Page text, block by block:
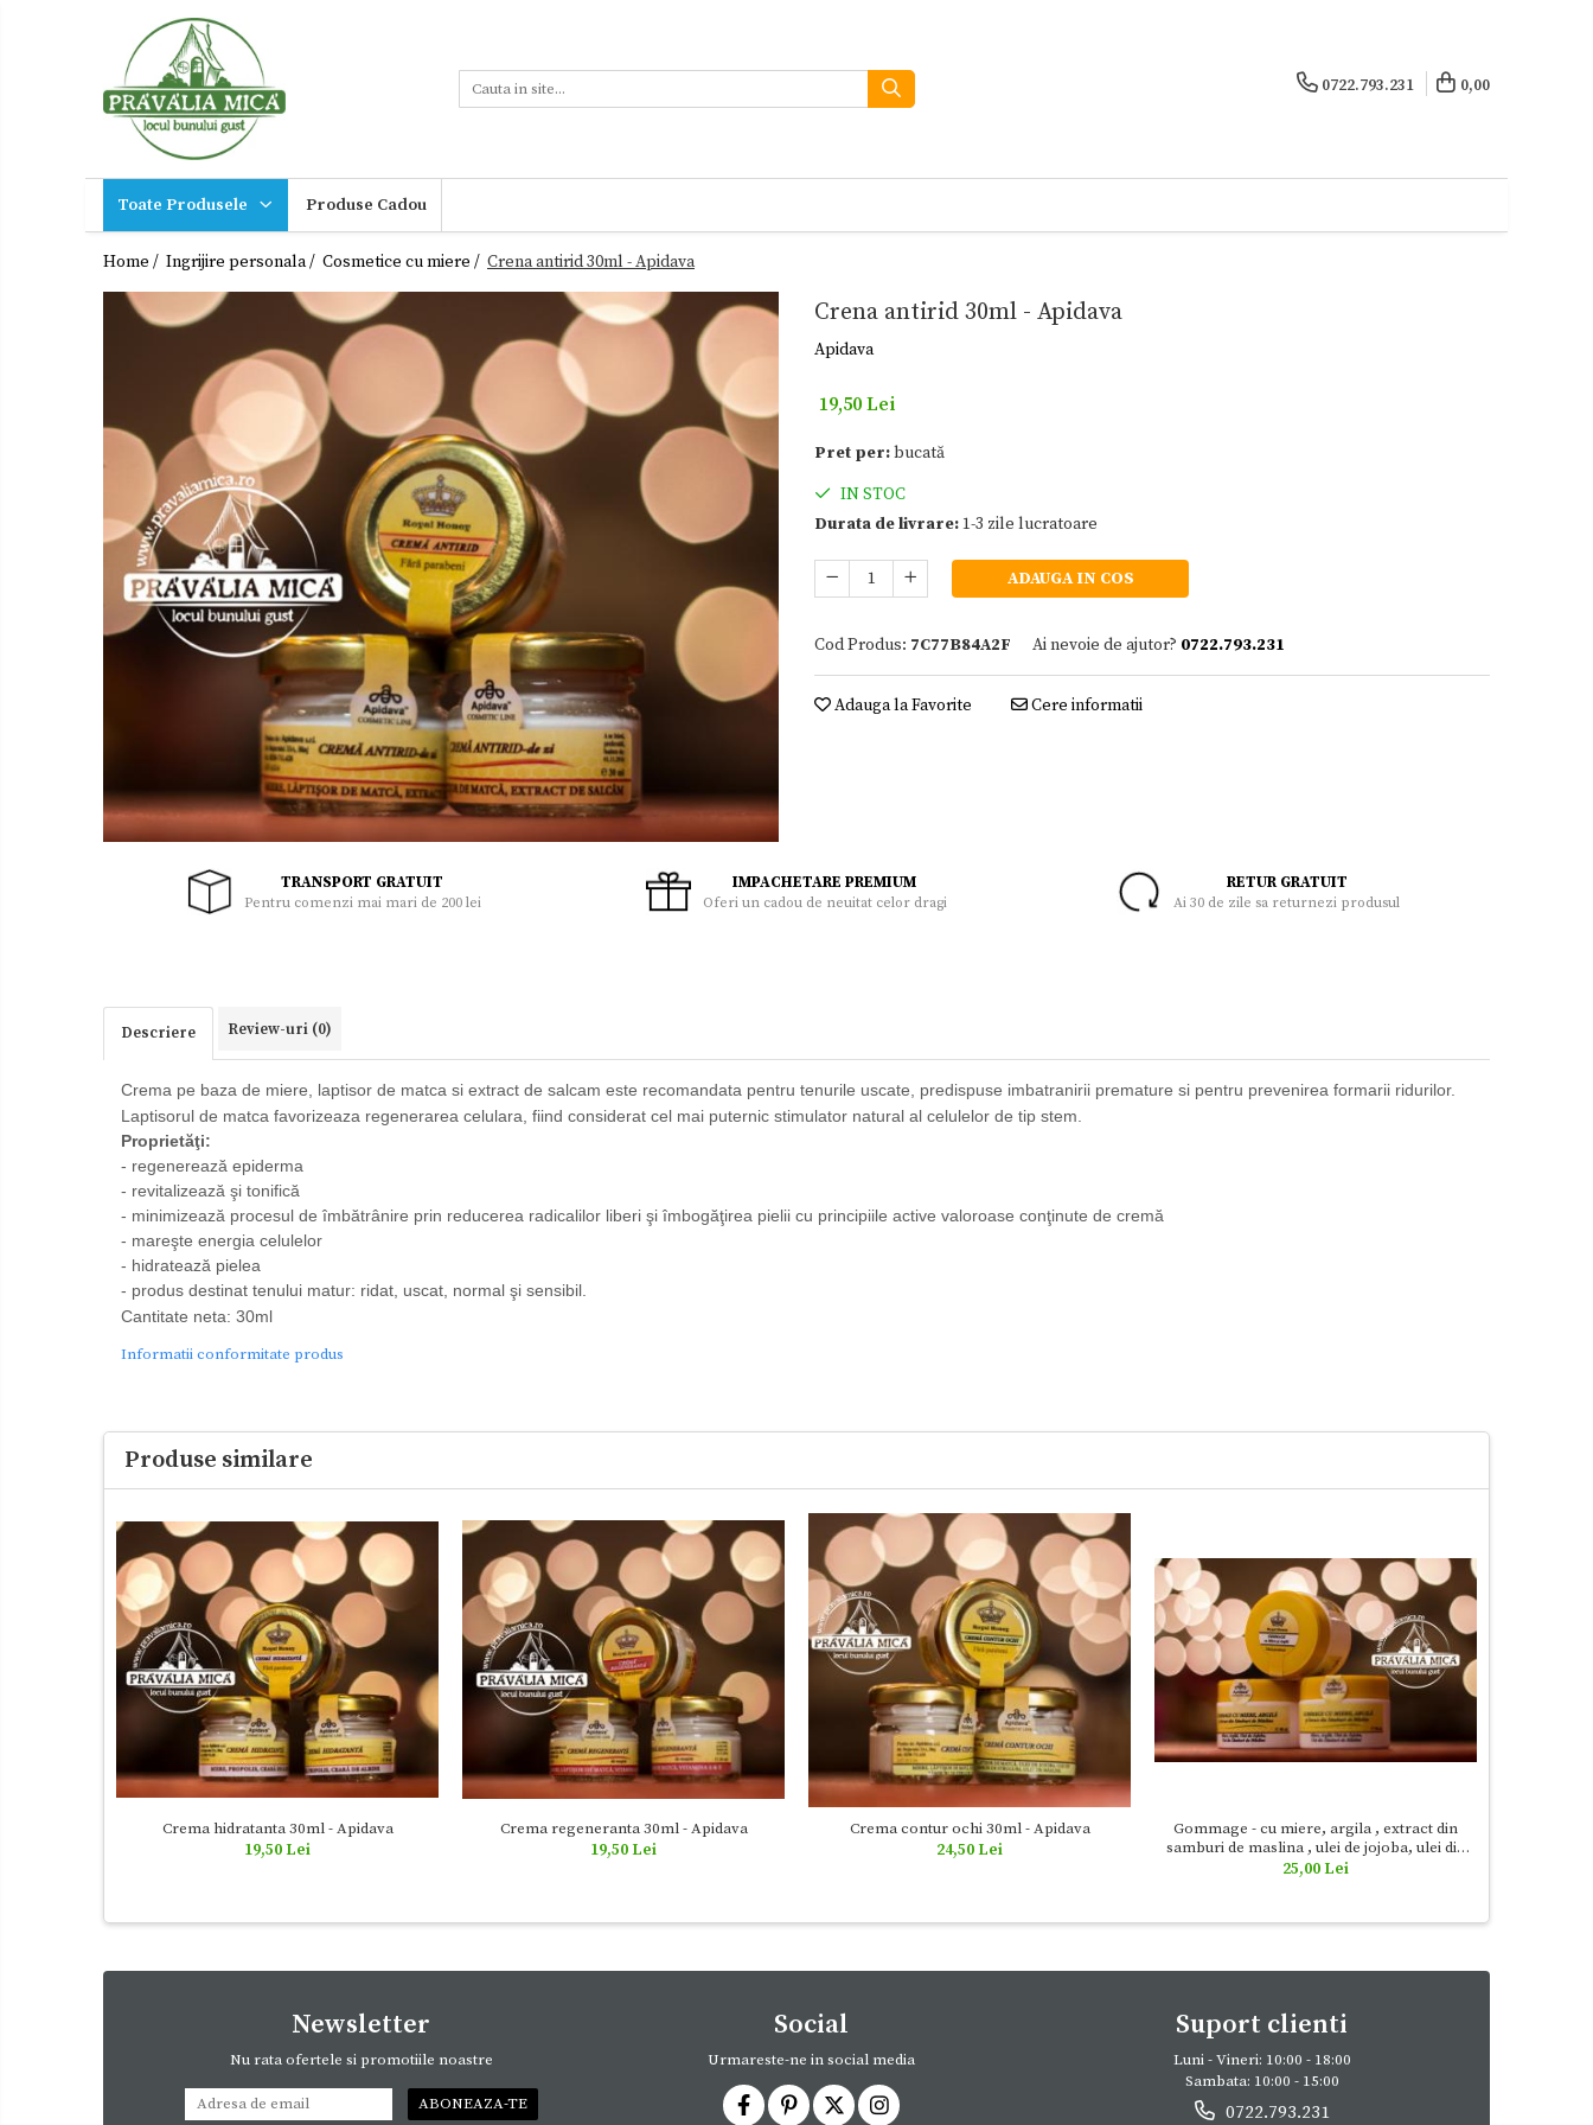
Toate Produsele
Dulceturi fara zahar
Sucuri,Vinuri
Palinca,
Noutati
Ingrijire
personala
Cadouri
0722.793.231 0,00
Toate Produsele Produse Cadou
Home / Ingrijire personala / Cosmetice cu miere / Crena antirid 30ml - Apidava
Crena antirid 30ml - Apidava
Apidava
19,50 Lei
Pret per:bucată
IN STOC
Durata de livrare:1-3 zile lucratoare
ADAUGA IN COS
Cod Produs: 7C77B84A2F Ai nevoie de ajutor? 0722.793.231
Adauga la Favorite Cere informatii
TRANSPORT GRATUIT
Pentru comenzi mai mari de 200 lei
IMPACHETARE PREMIUM
Oferi un cadou de neuitat celor dragi
RETUR GRATUIT
Ai 30 de zile sa returnezi produsul
Descriere Review-uri (0)
Crema pe baza de miere, laptisor de matca si extract de salcam este recomandata pentru tenurile uscate, predispuse imbatranirii premature si pentru prevenirea formarii ridurilor.
Laptisorul de matca favorizeaza regenerarea celulara, fiind considerat cel mai puternic stimulator natural al celulelor de tip stem.
Proprietăţi:
- regenerează epiderma
- revitalizează şi tonifică
- minimizează procesul de îmbătrânire prin reducerea radicalilor liberi şi îmbogăţirea pielii cu principiile active valoroase conţinute de cremă
- mareşte energia celulelor
- hidratează pielea
- produs destinat tenului matur: ridat, uscat, normal şi sensibil.
Cantitate neta: 30ml
Informatii conformitate produs
Produse similare
Crema hidratanta 30ml - Apidava
19,50 Lei
Crema regeneranta 30ml - Apidava
19,50 Lei
Crema contur ochi 30ml - Apidava
24,50 Lei
Gommage - cu miere, argila , extract din
samburi de maslina , ulei de jojoba, ulei din
samburi de struguri 30ml - Apidava
25,00 Lei
Newsletter
Nu rata ofertele si promotiile noastre
Social
Urmareste-ne in social media
Suport clienti
Luni - Vineri: 10:00 - 18:00
Sambata: 10:00 - 15:00
0722.793.231